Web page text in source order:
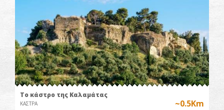
Το κάστρο της Καλαμάτας
ΚΑΣΤΡΑ ~0.5Km